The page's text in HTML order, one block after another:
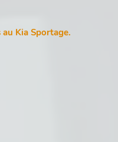
Kia Sportage.